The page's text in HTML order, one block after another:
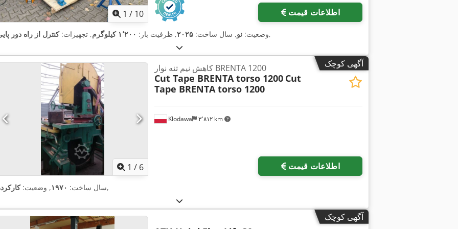
1 / 10 اطلاعات قیمت
وضعیت: نو, سال ساخت: ۲۰۲۵, ظرفیت بار: ۱٬۲۰۰ کیلوگرم , تجهیزات:کنترل از راه دور ,
آگهی کوچک
1 / 6
Kłodawa ۳٬۸۱۲ km
کاهش نیم تنه نوار BRENTA 1200
Cut Tape BRENTA torso 1200 Cut
Tape BRENTA torso 1200
اطلاعات قیمت
سال ساخت: ۱۹۷۰, وضعیت: ,
آگهی کوچک